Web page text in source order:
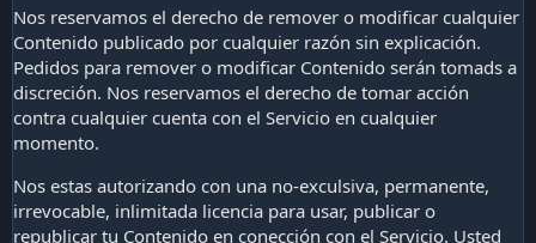
Nos reservamos el derecho de remover o modificar cualquier
Contenido publicado por cualquier razón sin explicación.
Pedidos para remover o modificar Contenido serán tomads a
discreción. Nos reservamos el derecho de tomar acción
contra cualquier cuenta con el Servicio en cualquier
momento.
Nos estas autorizando con una no-exculsiva, permanente,
irrevocable, inlimitada licencia para usar, publicar o
republicar tu Contenido en conección con el Servicio. Usted